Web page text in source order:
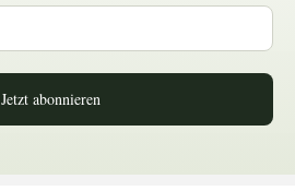
Jetzt abonnieren